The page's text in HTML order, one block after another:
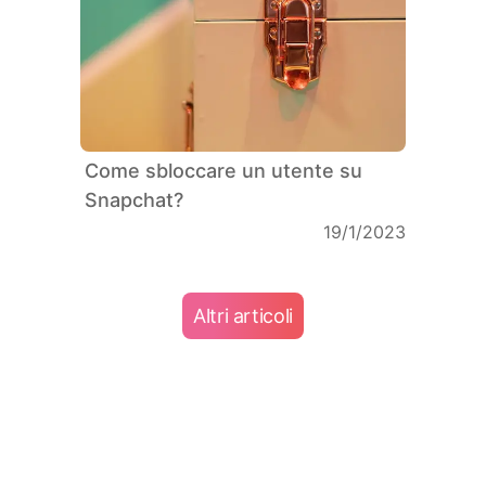
Come sbloccare un utente su
Snapchat?
19/1/2023
Altri articoli